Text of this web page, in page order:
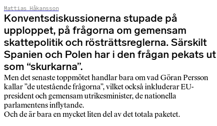
Mattias Håkansson
Konventsdiskussionerna stupade på
upploppet, på frågorna om gemensam
skattepolitik och rösträttsreglerna. Särskilt
Spanien och Polen har i den frågan pekats ut
som “skurkarna”.
Men det senaste toppmötet handlar bara om vad Göran Persson
kallar ”de utestående frågorna”, vilket också inkluderar EU-
president och gemensam utrikesminister, de nationella
parlamentens inflytande.
Och de är bara en mycket liten del av det totala paketet.